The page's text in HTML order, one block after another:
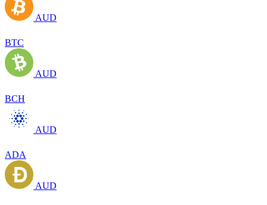
AUD
BTC
AUD
BCH
AUD
ADA
AUD